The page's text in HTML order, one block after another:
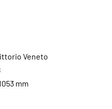
Veneto
mm